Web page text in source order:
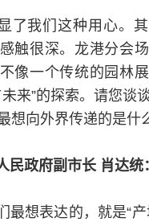
了我们这种用心。
触很深。龙港分会
像一个传统的园林
来”的探索。请您谈
想向外界传递的是什
民政府副市长 肖达统：
最想表达的，就是“